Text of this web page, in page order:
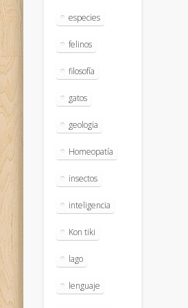
especies
felinos
filosofía
gatos
geologia
Homeopatía
insectos
inteligencia
Kon tiki
lago
lenguaje